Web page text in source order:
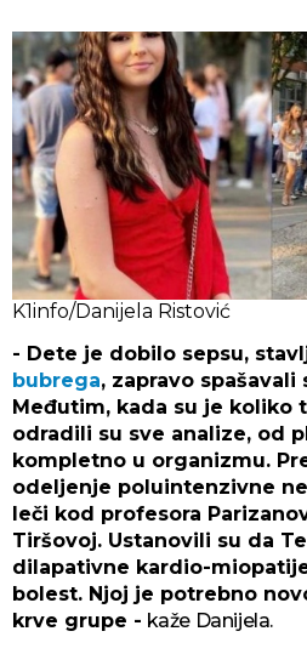
K1info/Danijela Ristović
- Dete je dobilo sepsu,
bubrega, zapravo spašavali
Međutim, kada su je koliko
odradili su sve analize, od
kompletno u organizmu.
odeljenje poluintenzivne
leči kod profesora
Tiršovoj. Ustanovili su da
dilapativne kardio-
bolest. Njoj je potrebno
krve grupe - kaže Danijela.